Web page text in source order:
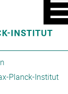
MENÜ
EIN/
Planck-Institut